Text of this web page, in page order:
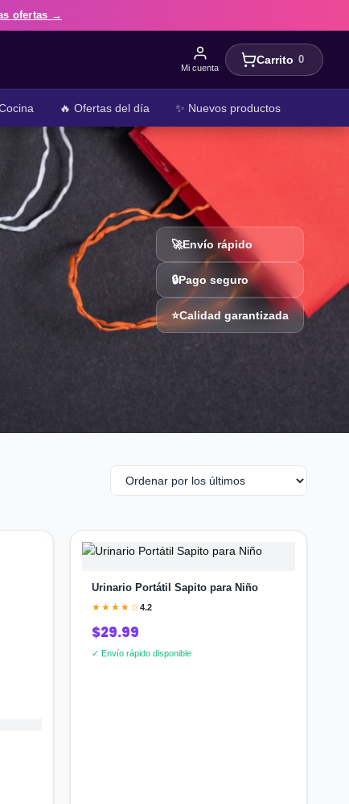
ofertas →
Mi cuenta
Carrito 0
🔥 Ofertas del día ✨ Nuevos productos
🚀Envío rápido
🔒Pago seguro
⭐Calidad garantizada
Urinario Portátil Sapito para Niño
★★★★☆4.2
$29.99
✓ Envío rápido disponible